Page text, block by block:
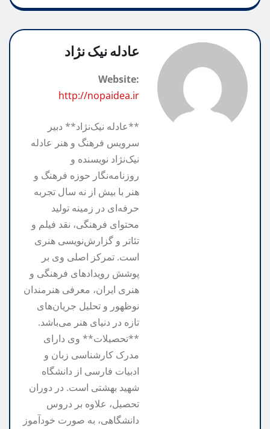
k
A
p
g
r
m
y
L
n
k
r
i
S
h
r
e
عادله نیک نژاد
Website:
http://nopaidea.ir
**عادله نیک‌نژاد** دبیر
سرویس فرهنگ و هنر عادله
نیک‌نژاد نویسنده و
روزنامه‌نگار حوزه فرهنگ و
هنر با بیش از نه سال تجربه
حرفه‌ای در زمینه تولید
محتوای فرهنگی، نقد فیلم و
تئاتر و گزارش‌نویسی هنری
است. تمرکز اصلی وی بر
پوشش رویدادهای فرهنگی و
هنری ایران، معرفی هنرمندان
نوظهور و تحلیل جریان‌های
تازه در دنیای هنر می‌باشد.
**تحصیلات** وی دارای
مدرک کارشناسی زبان و
ادبیات فارسی از دانشگاه
شهید بهشتی است. در دوران
تحصیل، علاوه بر دروس
دانشگاهی، به صورت خودآموز